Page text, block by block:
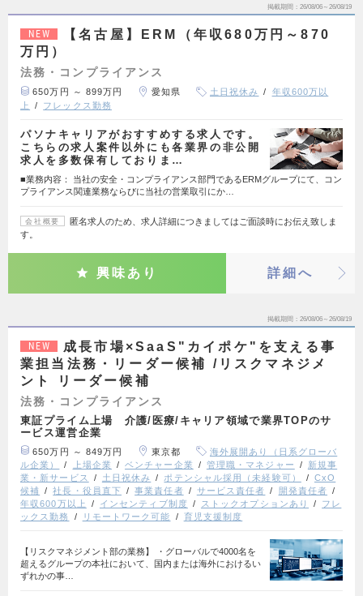
掲載期間 26/08/06～26/08/19
NEW
【名古屋】ERM（年収680万円～870
万円）
法務・コンプライアンス
650万円 ～ 899万円 愛知県 土日祝休み
年収600万以
上
フレックス勤務
パソナキャリアがおすすめする求人です。
こちらの求人案件以外にも各業界の非公開
求人を多数保有しておりま…
■業務内容： 当社の安全・コンプライアンス部門であるERMグループにて、コン
プライアンス関連業務ならびに当社の営業取引にか…
会社概要
匿名求人のため、求人詳細につきましてはご面談時にお伝え致しま
す。
興味あり 詳細へ
掲載期間 26/08/06～26/08/19
NEW
成長市場×SaaS"カイポケ"を支える事
業担当法務・リーダー候補 /リスクマネジメ
ント リーダー候補
法務・コンプライアンス
東証プライム上場 介護/医療/キャリア領域で業界TOPのサ
ービス運営企業
650万円 ～ 849万円 東京都
海外展開あり（日系グローバ
ル企業）
上場企業 ベンチャー企業 管理職・マネジャー
新規事
業・新サービス
土日祝休み ポテンシャル採用（未経験可）
CxO
候補
社長・役員直下 事業責任者 サービス責任者
開発責任者
年収600万以上
インセンティブ制度 ストックオプションあり
フレ
ックス勤務
リモートワーク可能 育児支援制度
【リスクマネジメント部の業務】 ・グローバルで4000名を
超えるグループの本社において、国内または海外におけるい
ずれかの事…